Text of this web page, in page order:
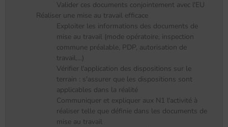
Valider ces documents conjointement avec l'EU
Réaliser une mise au travail efficace
Exploiter les informations des documents de
mise au travail (mode opératoire, inspection
commune préalable, PDP, autorisation de
travail,...)
Vérifier l'application des dispositions sur le
terrain : s'assurer que les dispositions sont
applicables dans la réalité
Communiquer et expliquer aux N1 l'activité à
réaliser telle que définie dans les documents de
mise au travail